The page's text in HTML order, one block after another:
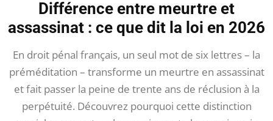
Différence entre meurtre et
assassinat : ce que dit la loi en 2026
En droit pénal français, un seul mot de six lettres – la
préméditation – transforme un meurtre en assassinat
et fait passer la peine de trente ans de réclusion à la
perpétuité. Découvrez pourquoi cette distinction